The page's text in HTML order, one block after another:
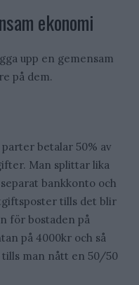
ekonomi
upp en gemensam
på dem.
betalar 50% av
Man splittar lika
bankkonto och
tills det blir
för bostaden på
på 4000kr och så
tills man nått en 50/50